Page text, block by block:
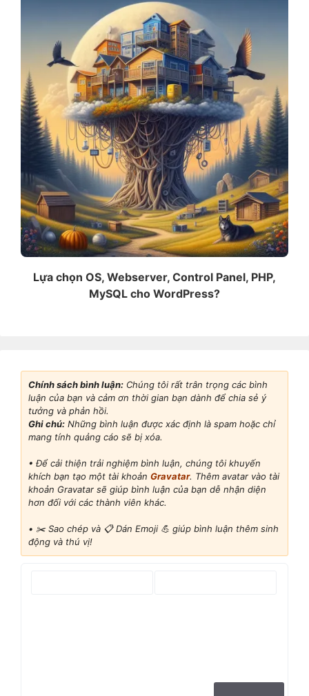
Lựa chọn OS, Webserver, Control Panel, PHP,
MySQL cho WordPress?
Chính sách bình luận: Chúng tôi rất trân trọng các bình
luận của bạn và cảm ơn thời gian bạn dành để chia sẻ ý
tưởng và phản hồi.
Ghi chú: Những bình luận được xác định là spam hoặc chỉ
mang tính quảng cáo sẽ bị xóa.
• Để cải thiện trải nghiệm bình luận, chúng tôi khuyến
khích bạn tạo một tài khoản Gravatar. Thêm avatar vào tài
khoản Gravatar sẽ giúp bình luận của bạn dễ nhận diện
hơn đối với các thành viên khác.
• ✂️ Sao chép và 📋 Dán Emoji 💪 giúp bình luận thêm sinh
động và thú vị!